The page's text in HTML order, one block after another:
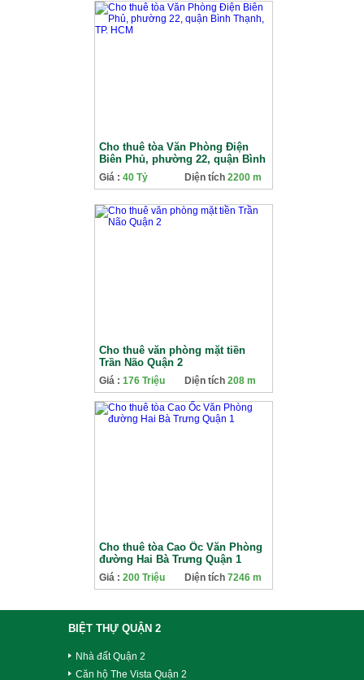
Cho thuê tòa Văn Phòng Điện
Biên Phủ, phường 22, quận Bình
Thạnh, TP. HCM
Giá : 40 Tỷ Diện tích 2200 m
Cho thuê văn phòng mặt tiền
Trần Não Quận 2
Giá : 176 Triệu Diện tích 208 m
Cho thuê tòa Cao Ốc Văn Phòng
đường Hai Bà Trưng Quận 1
Giá : 200 Triệu Diện tích 7246 m
BIỆT THỰ QUẬN 2
Nhà đất Quận 2
Căn hộ The Vista Quận 2